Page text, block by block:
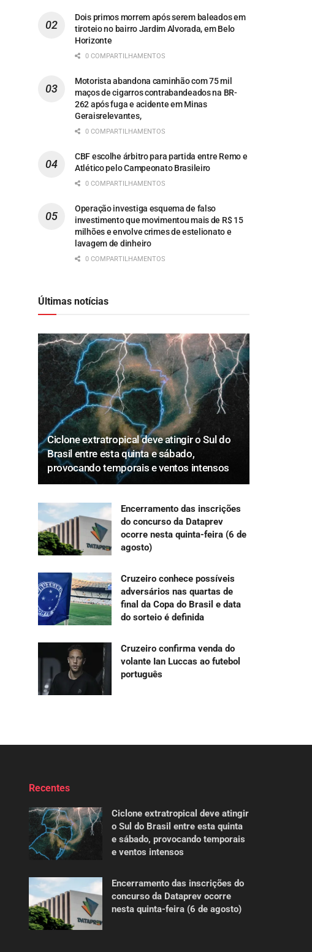
Dois primos morrem após serem baleados em
tiroteio no bairro Jardim Alvorada, em Belo
Horizonte
0 COMPARTILHAMENTOS
Motorista abandona caminhão com 75 mil
maços de cigarros contrabandeados na BR-
262 após fuga e acidente em Minas
Geraisrelevantes,
0 COMPARTILHAMENTOS
CBF escolhe árbitro para partida entre Remo e
Atlético pelo Campeonato Brasileiro
0 COMPARTILHAMENTOS
Operação investiga esquema de falso
investimento que movimentou mais de R$ 15
milhões e envolve crimes de estelionato e
lavagem de dinheiro
0 COMPARTILHAMENTOS
Últimas notícias
Ciclone extratropical deve atingir o Sul do
Brasil entre esta quinta e sábado,
provocando temporais e ventos intensos
Encerramento das inscrições
do concurso da Dataprev
ocorre nesta quinta-feira (6 de
agosto)
Cruzeiro conhece possíveis
adversários nas quartas de
final da Copa do Brasil e data
do sorteio é definida
Cruzeiro confirma venda do
volante Ian Luccas ao futebol
português
Recentes
Ciclone extratropical deve atingir
o Sul do Brasil entre esta quinta
e sábado, provocando temporais
e ventos intensos
Encerramento das inscrições do
concurso da Dataprev ocorre
nesta quinta-feira (6 de agosto)